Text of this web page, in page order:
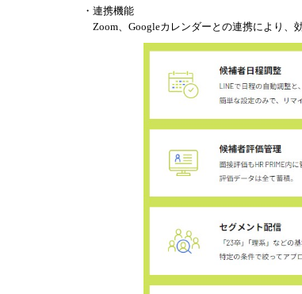
・連携機能
Zoom、Googleカレンダーとの連携により、